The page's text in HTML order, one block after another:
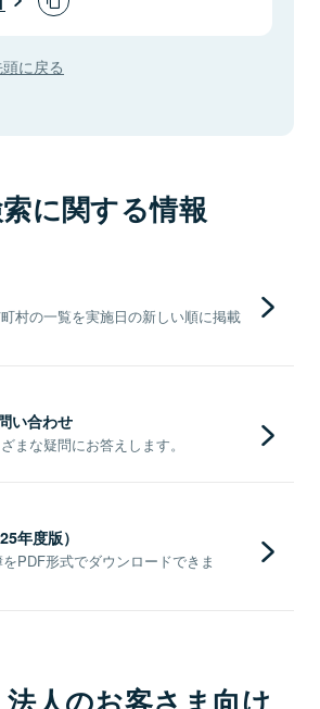
に戻る
に関する情報
村の一覧を実施日の新しい順に掲載
い合わせ
まな疑問にお答えします。
年度版）
PDF形式でダウンロードできま
人のお客さま向け